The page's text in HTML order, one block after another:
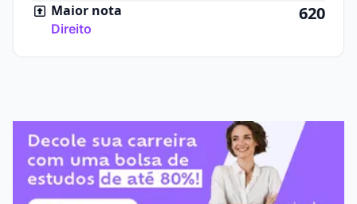
Maior nota
Direito
620